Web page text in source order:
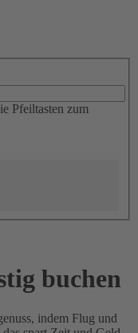
Pfeiltasten zum
buchen
indem Flug und